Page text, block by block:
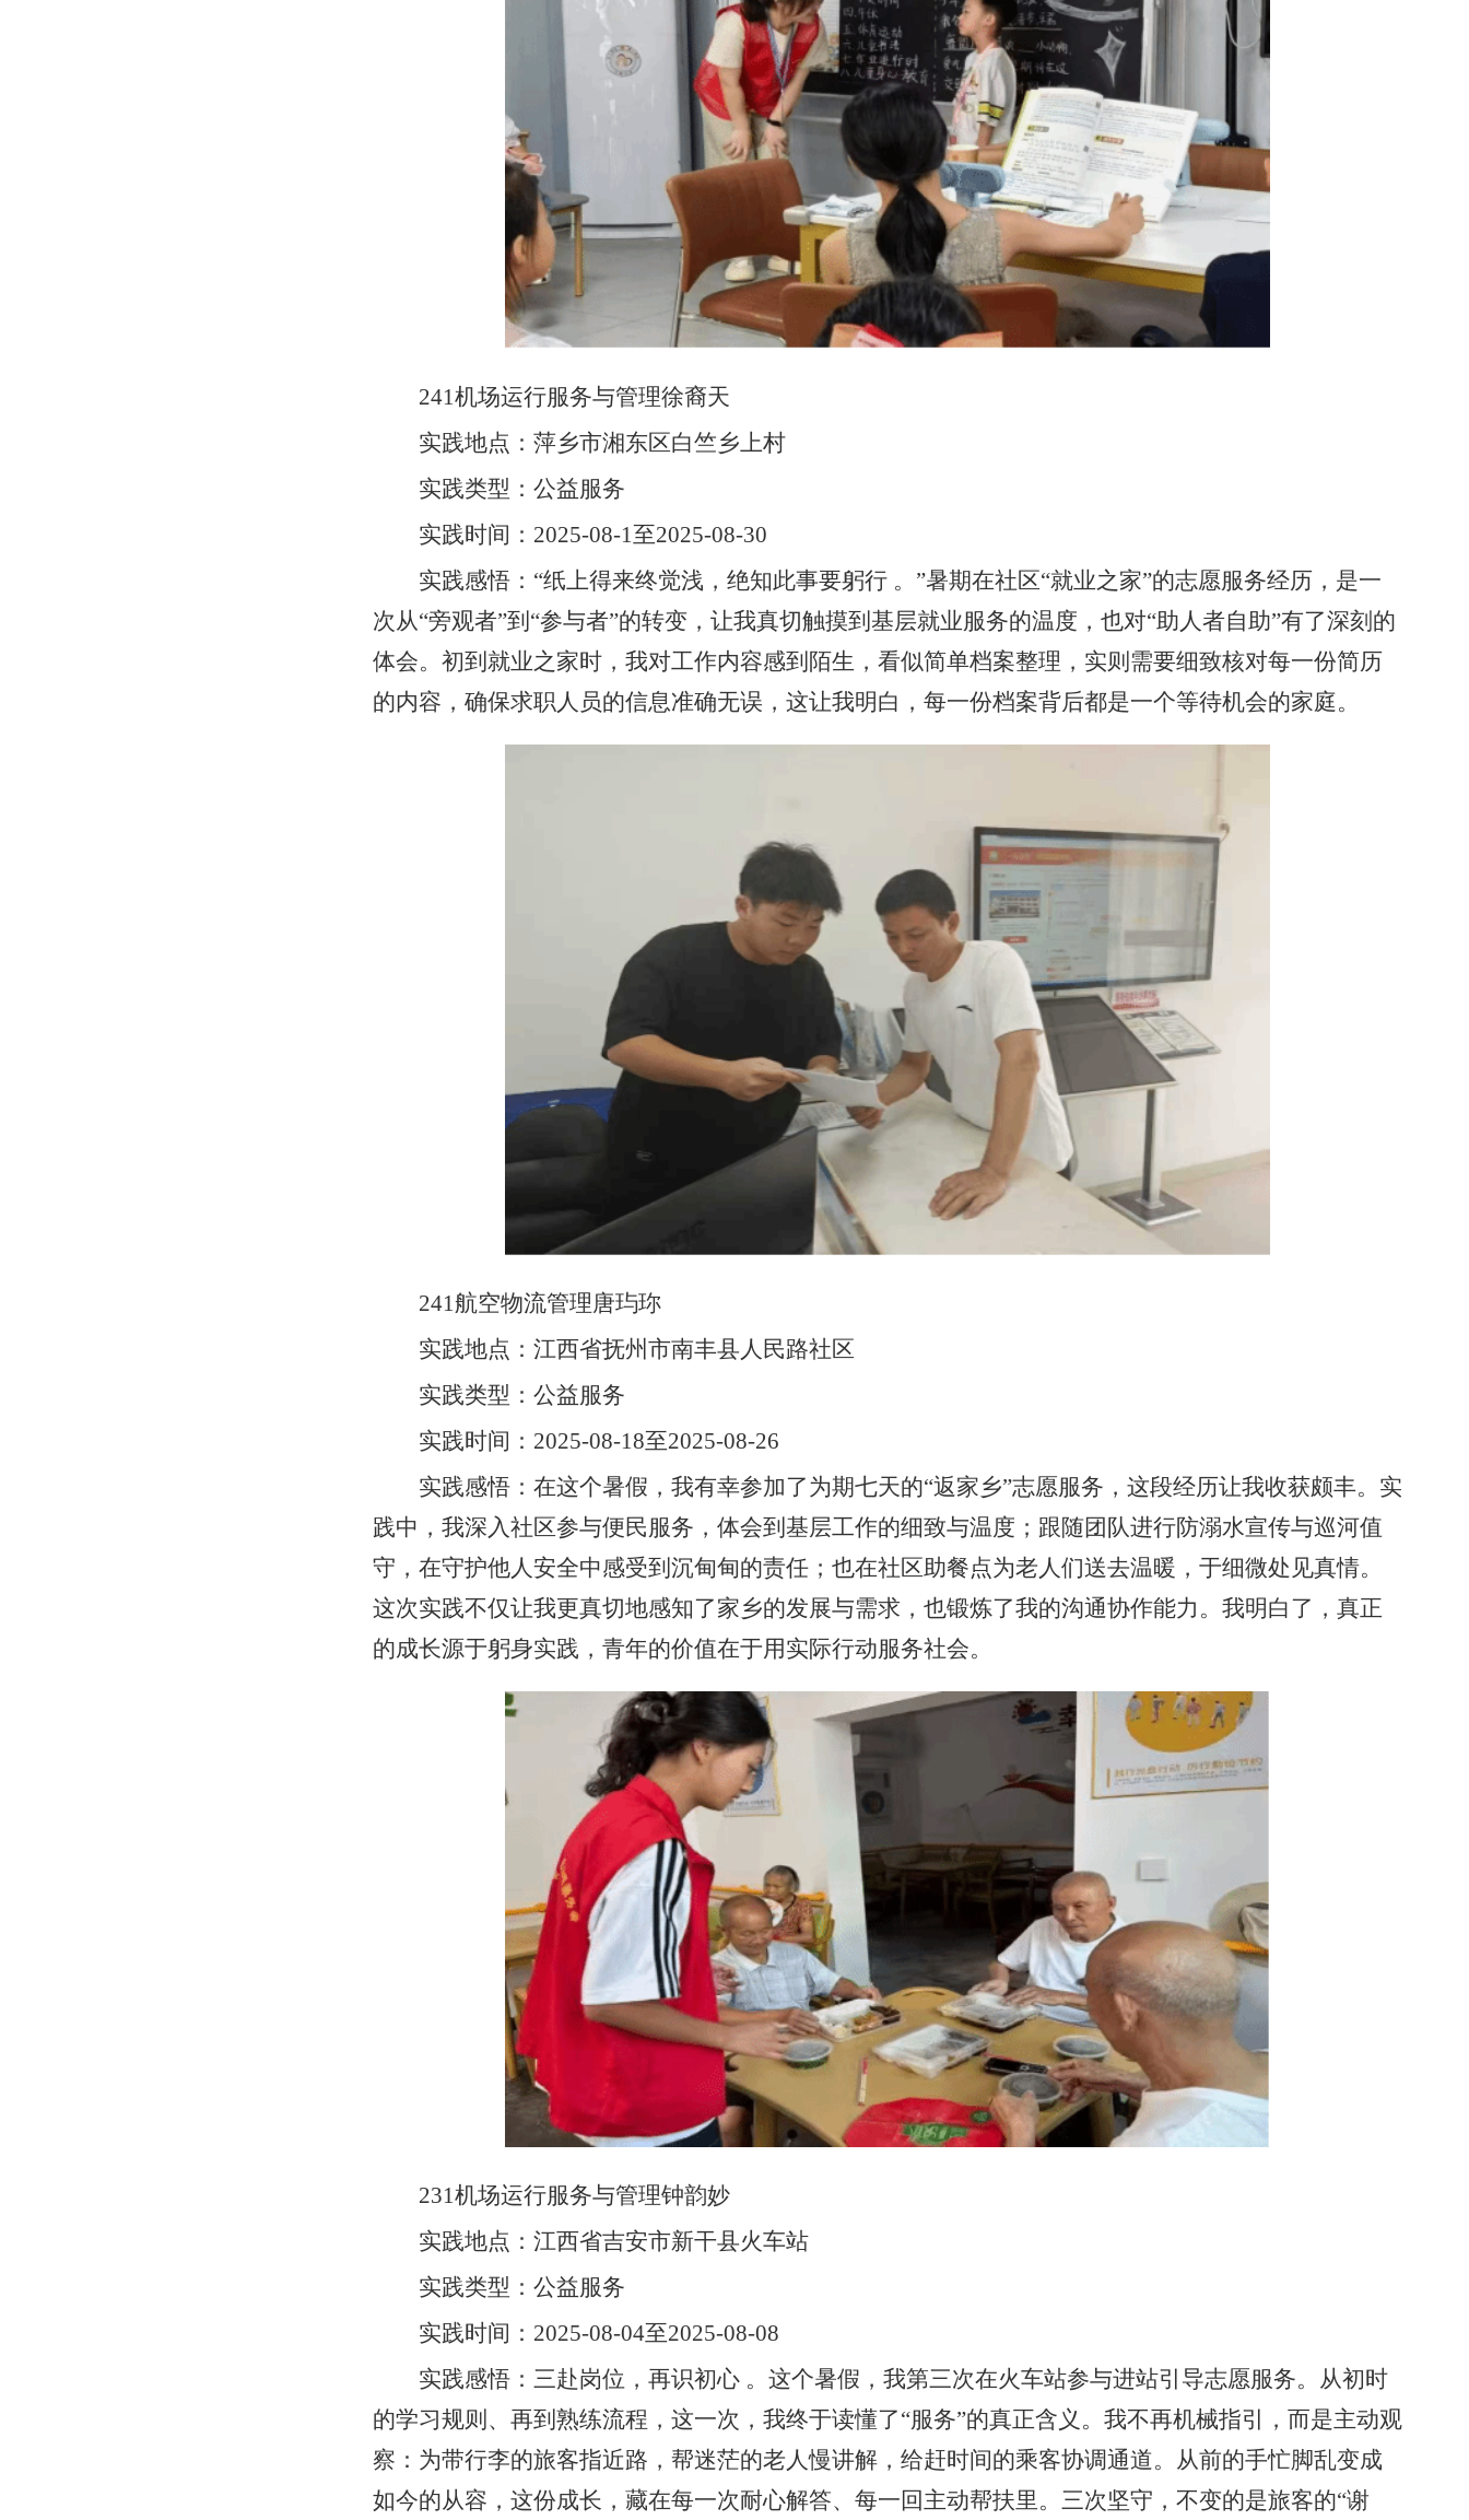
241机场运行服务与管理徐裔天
实践地点：萍乡市湘东区白竺乡上村
实践类型：公益服务
实践时间：2025-08-1至2025-08-30
实践感悟：“纸上得来终觉浅，绝知此事要躬行 。”暑期在社区“就业之家”的志愿服务经历，是一
次从“旁观者”到“参与者”的转变，让我真切触摸到基层就业服务的温度，也对“助人者自助”有了深刻的
体会。初到就业之家时，我对工作内容感到陌生，看似简单档案整理，实则需要细致核对每一份简历
的内容，确保求职人员的信息准确无误，这让我明白，每一份档案背后都是一个等待机会的家庭。
241航空物流管理唐玙珎
实践地点：江西省抚州市南丰县人民路社区
实践类型：公益服务
实践时间：2025-08-18至2025-08-26
实践感悟：在这个暑假，我有幸参加了为期七天的“返家乡”志愿服务，这段经历让我收获颇丰。实
践中，我深入社区参与便民服务，体会到基层工作的细致与温度；跟随团队进行防溺水宣传与巡河值
守，在守护他人安全中感受到沉甸甸的责任；也在社区助餐点为老人们送去温暖，于细微处见真情。
这次实践不仅让我更真切地感知了家乡的发展与需求，也锻炼了我的沟通协作能力。我明白了，真正
的成长源于躬身实践，青年的价值在于用实际行动服务社会。
231机场运行服务与管理钟韵妙
实践地点：江西省吉安市新干县火车站
实践类型：公益服务
实践时间：2025-08-04至2025-08-08
实践感悟：三赴岗位，再识初心 。这个暑假，我第三次在火车站参与进站引导志愿服务。从初时
的学习规则、再到熟练流程，这一次，我终于读懂了“服务”的真正含义。我不再机械指引，而是主动观
察：为带行李的旅客指近路，帮迷茫的老人慢讲解，给赶时间的乘客协调通道。从前的手忙脚乱变成
如今的从容，这份成长，藏在每一次耐心解答、每一回主动帮扶里。三次坚守，不变的是旅客的“谢